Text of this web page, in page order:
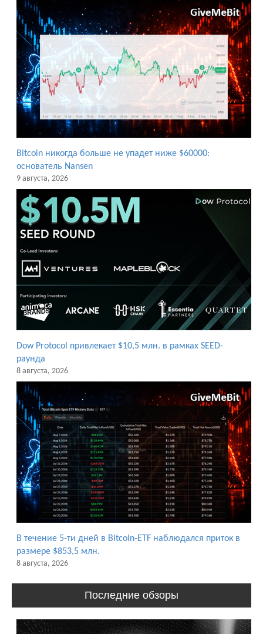
Bitcoin никогда больше не упадет ниже $60000:
основатель Nansen
9 августа, 2026
Dow Protocol привлекает $10,5 млн. в рамках SEED-
раунда
8 августа, 2026
В течение 5-ти дней в Bitcoin-ETF наблюдался приток в
размере $853,5 млн.
8 августа, 2026
Последние обзоры